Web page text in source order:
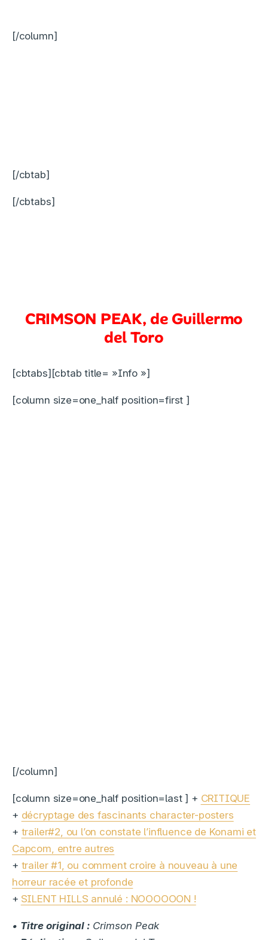
[/column]
[/cbtab]
[/cbtabs]
CRIMSON PEAK, de Guillermo
del Toro
[cbtabs][cbtab title= »Info »]
[column size=one_half position=first ]
[/column]
[column size=one_half position=last ] + CRITIQUE
+ décryptage des fascinants character-posters
+ trailer#2, ou l’on constate l’influence de Konami et
Capcom, entre autres
+ trailer #1, ou comment croire à nouveau à une
horreur racée et profonde
+ SILENT HILLS annulé : NOOOOOON !
• Titre original : Crimson Peak